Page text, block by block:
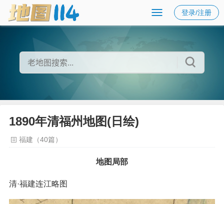
登录/注册
1890年清福州地图(日绘)
福建（40篇）
地图局部
清·福建连江略图